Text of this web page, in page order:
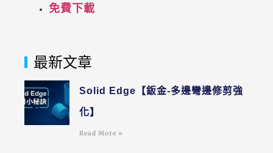
免費下載
最新文章
Solid Edge【鈑金-多邊彎邊修剪強
化】
Read More »